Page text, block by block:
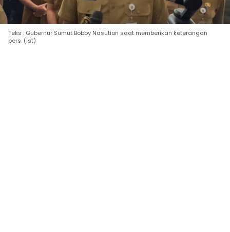
Teks : Gubernur Sumut Bobby Nasution saat memberikan keterangan
pers. (ist)